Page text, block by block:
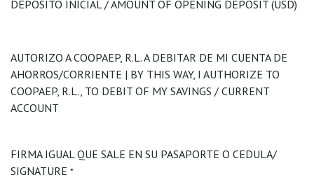
DÉPOSITO INICIAL / AMOUNT OF OPENING DEPOSIT (USD)
AUTORIZO A COOPAEP, R.L. A DEBITAR DE MI CUENTA DE
AHORROS/CORRIENTE | BY THIS WAY, I AUTHORIZE TO
COOPAEP, R.L., TO DEBIT OF MY SAVINGS / CURRENT
ACCOUNT
FIRMA IGUAL QUE SALE EN SU PASAPORTE O CEDULA/
SIGNATURE *